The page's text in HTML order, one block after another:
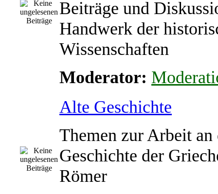
Beiträge und
Handwerk der
Wissenschaften
Moderator:
Alte Geschichte
Themen zur Arbeit an
Geschichte der
Römer